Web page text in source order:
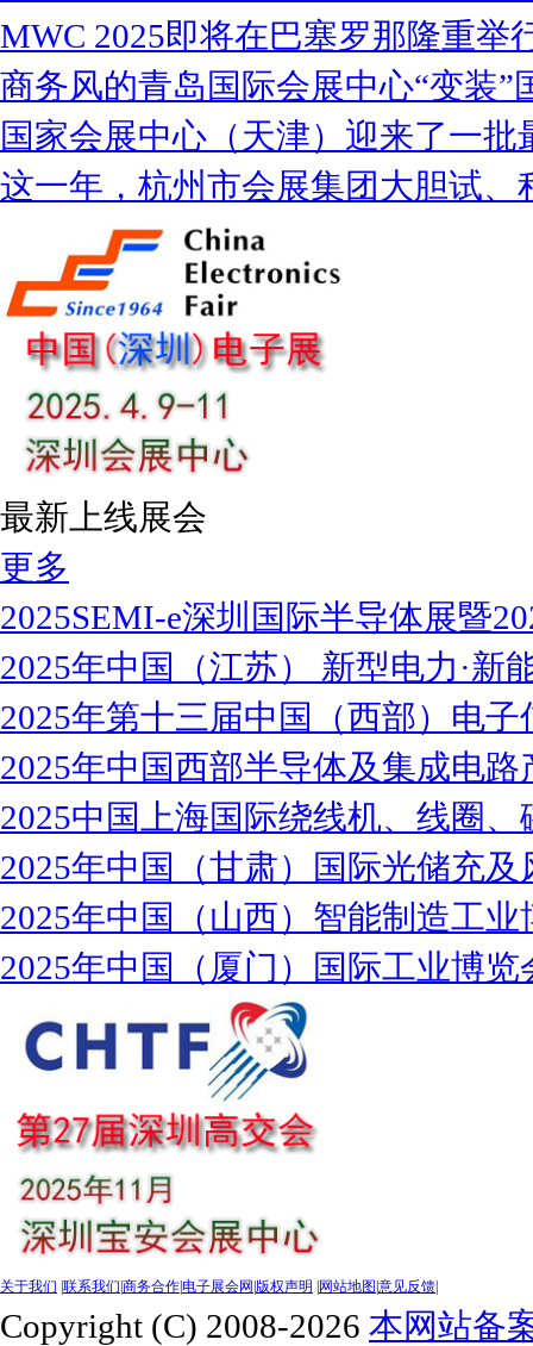
MWC 2025即将在巴塞罗那隆重举
商务风的青岛国际会展中心“变装”
国家会展中心（天津）迎来了一批
这一年，杭州市会展集团大胆试、
最新上线展会
更多
2025SEMI-e深圳国际半导体展暨
2025年中国（江苏） 新型电力·新
2025年第十三届中国（西部）电子
2025年中国西部半导体及集成电路
2025中国上海国际绕线机、线圈、
2025年中国（甘肃）国际光储充及
2025年中国（山西）智能制造工业
2025年中国（厦门）国际工业博览
关于我们 联系我们 商务合作电子展会网 版权声明 网站地图 意见反馈
Copyright (C) 2008-2026 本网站备